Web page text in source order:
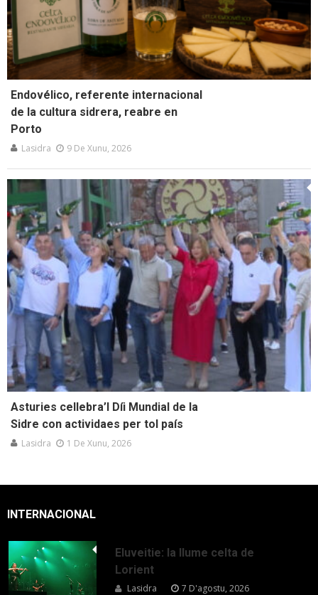
Endovélico, referente internacional
de la cultura sidrera, reabre en
Porto
Lasidra 9 De Xunu, 2026
Asturies cellebra’l Díi Mundial de la
Sidre con actividaes per tol país
Lasidra 1 De Xunu, 2026
INTERNACIONAL
Eluveitie: la llume celta de
Lorient
Lasidra 7 D'agostu, 2026